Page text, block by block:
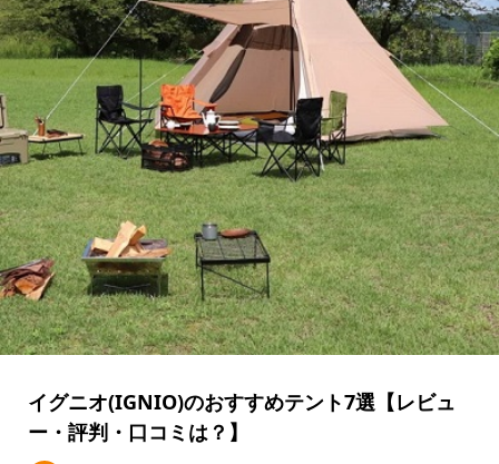
イグニオ(IGNIO)のおすすめテント7選【レビュ
ー・評判・口コミは？】